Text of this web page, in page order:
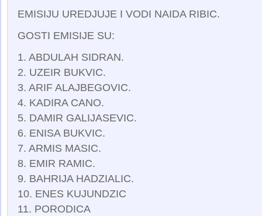
EMISIJU UREDJUJE I VODI NAIDA RIBIC.
GOSTI EMISIJE SU:
1. ABDULAH SIDRAN.
2. UZEIR BUKVIC.
3. ARIF ALAJBEGOVIC.
4. KADIRA CANO.
5. DAMIR GALIJASEVIC.
6. ENISA BUKVIC.
7. ARMIS MASIC.
8. EMIR RAMIC.
9. BAHRIJA HADZIALIC.
10. ENES KUJUNDZIC
11. PORODICA